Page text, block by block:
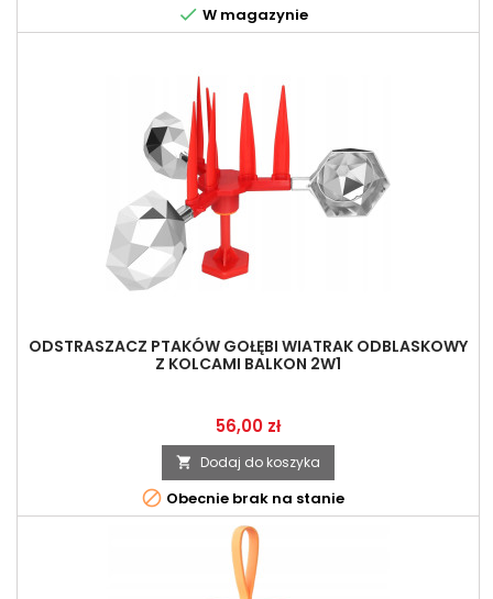
 W magazynie
ODSTRASZACZ PTAKÓW GOŁĘBI WIATRAK ODBLASKOWY
Z KOLCAMI BALKON 2W1
Cena
56,00 zł
 Dodaj do koszyka
 Obecnie brak na stanie